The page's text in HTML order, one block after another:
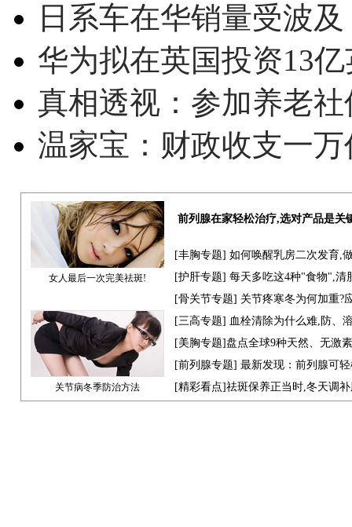
日系车在华销量受波
华为拟在英国投资13
真相透视：参加养老
温家宝：财政收支一
女人最后一次完美祛斑!
前列腺在家轻松治疗,选对产品是关
[丰胸专题] 如何唤醒乳房二次发育,
[护肝专题] 每天多吃这4种"食物",清
[骨关节专题] 关节疼寒冬为何加重?
关节病冬季防治方法
[三高专题] 血栓清除为什么难,防、
[美胸专题]盘点全球9种天然、无激
[前列腺专题] 最新发现：前列腺可
[精彩看点]祛斑保养正当时,冬天调